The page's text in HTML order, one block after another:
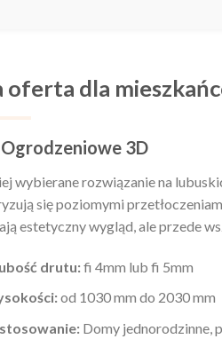
oferta dla
3D
wybierane rozwiązanie na
się poziomymi
estetyczny wygląd, ale przede
drutu:fi 4mm lub fi 5mm
od 1030 mm do 2030 mm
Domy jednorodzinne,